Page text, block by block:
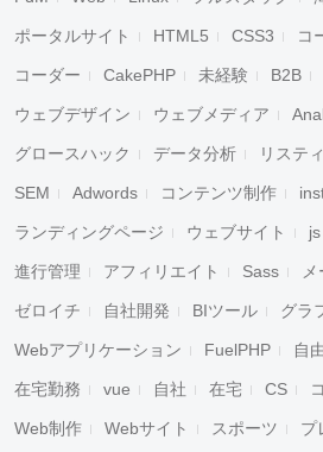
ポータルサイト HTML5 CSS3 コ
コーダー CakePHP 未経験 B2B
ウェブデザイン ウェブメディア
グロースハック データ分析 リステ
SEM Adwords コンテンツ制作
ランディングページ ウェブサイト js
進行管理 アフィリエイト Sass
ゼロイチ 自社開発 BIツール グラ
Webアプリケーション FuelPHP 自
在宅勤務 vue 自社 在宅 CS
Web制作 Webサイト スポーツ プ